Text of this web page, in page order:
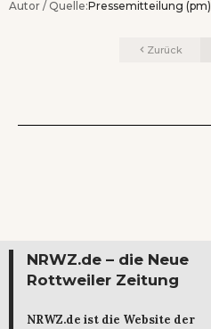
Autor / Quelle:Pressemitteilung (pm)
Zurück
NRWZ.de – die Neue
Rottweiler Zeitung
NRWZ.de ist die Website der